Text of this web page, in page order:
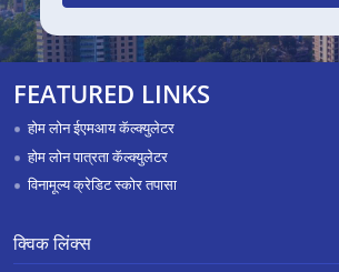
FEATURED LINKS
होम लोन ईएमआय कॅल्क्युलेटर
होम लोन पात्रता कॅल्क्युलेटर
विनामूल्य क्रेडिट स्कोर तपासा
क्विक लिंक्स